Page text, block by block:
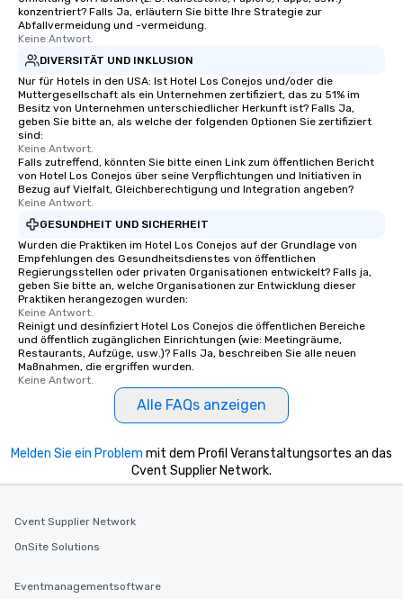
konzentriert? Falls Ja, erläutern Sie bitte Ihre Strategie zur
Abfallvermeidung und -vermeidung.
Keine Antwort.
DIVERSITÄT UND INKLUSION
Nur für Hotels in den USA: Ist Hotel Los Conejos und/oder die
Muttergesellschaft als ein Unternehmen zertifiziert, das zu 51% im
Besitz von Unternehmen unterschiedlicher Herkunft ist? Falls Ja,
geben Sie bitte an, als welche der folgenden Optionen Sie zertifiziert
sind:
Keine Antwort.
Falls zutreffend, könnten Sie bitte einen Link zum öffentlichen Bericht
von Hotel Los Conejos über seine Verpflichtungen und Initiativen in
Bezug auf Vielfalt, Gleichberechtigung und Integration angeben?
Keine Antwort.
GESUNDHEIT UND SICHERHEIT
Wurden die Praktiken im Hotel Los Conejos auf der Grundlage von
Empfehlungen des Gesundheitsdienstes von öffentlichen
Regierungsstellen oder privaten Organisationen entwickelt? Falls ja,
geben Sie bitte an, welche Organisationen zur Entwicklung dieser
Praktiken herangezogen wurden:
Keine Antwort.
Reinigt und desinfiziert Hotel Los Conejos die öffentlichen Bereiche
und öffentlich zugänglichen Einrichtungen (wie: Meetingräume,
Restaurants, Aufzüge, usw.)? Falls Ja, beschreiben Sie alle neuen
Maßnahmen, die ergriffen wurden.
Keine Antwort.
Alle FAQs anzeigen
Melden Sie ein Problem mit dem Profil Veranstaltungsortes an das
Cvent Supplier Network.
Cvent Supplier Network
OnSite Solutions
Eventmanagementsoftware